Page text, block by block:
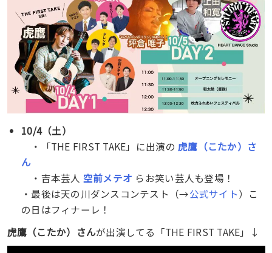
10/4（土）
・「THE FIRST TAKE」に出演の 虎鷹（こたか）さ
ん
・吉本芸人 空前メテオ らお笑い芸人も登場！
・最後は天の川ダンスコンテスト（→公式サイト）こ
の日はフィナーレ！
虎鷹（こたか）さんが出演してる「THE FIRST TAKE」↓